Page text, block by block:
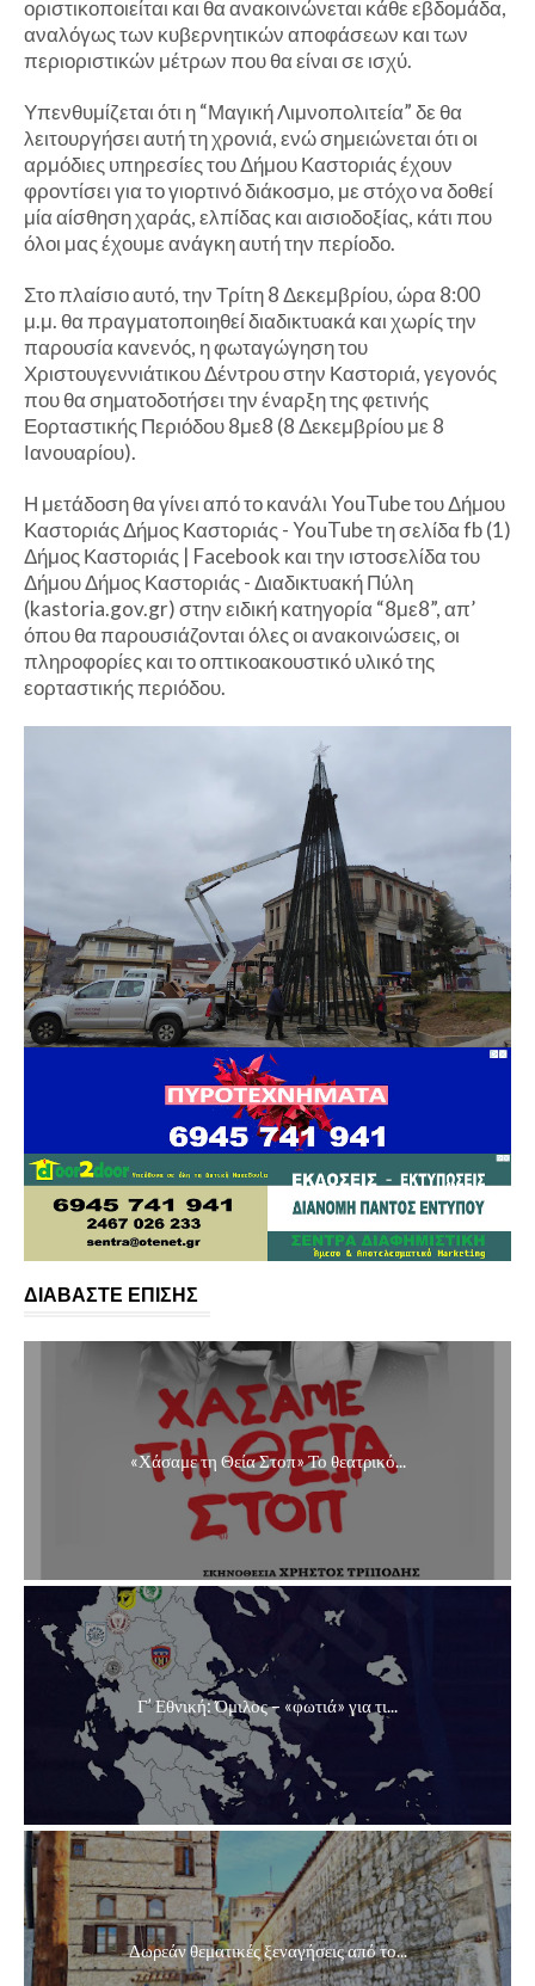
οριστικοποιείται και θα ανακοινώνεται κάθε εβδομάδα,
αναλόγως των κυβερνητικών αποφάσεων και των
περιοριστικών μέτρων που θα είναι σε ισχύ.
Υπενθυμίζεται ότι η “Μαγική Λιμνοπολιτεία” δε θα
λειτουργήσει αυτή τη χρονιά, ενώ σημειώνεται ότι οι
αρμόδιες υπηρεσίες του Δήμου Καστοριάς έχουν
φροντίσει για το γιορτινό διάκοσμο, με στόχο να δοθεί
μία αίσθηση χαράς, ελπίδας και αισιοδοξίας, κάτι που
όλοι μας έχουμε ανάγκη αυτή την περίοδο.
Στο πλαίσιο αυτό, την Τρίτη 8 Δεκεμβρίου, ώρα 8:00
μ.μ. θα πραγματοποιηθεί διαδικτυακά και χωρίς την
παρουσία κανενός, η φωταγώγηση του
Χριστουγεννιάτικου Δέντρου στην Καστοριά, γεγονός
που θα σηματοδοτήσει την έναρξη της φετινής
Εορταστικής Περιόδου 8με8 (8 Δεκεμβρίου με 8
Ιανουαρίου).
Η μετάδοση θα γίνει από το κανάλι YouTube του Δήμου
Καστοριάς Δήμος Καστοριάς - YouTube τη σελίδα fb (1)
Δήμος Καστοριάς | Facebook και την ιστοσελίδα του
Δήμου Δήμος Καστοριάς - Διαδικτυακή Πύλη
(kastoria.gov.gr) στην ειδική κατηγορία “8με8”, απ’
όπου θα παρουσιάζονται όλες οι ανακοινώσεις, οι
πληροφορίες και το οπτικοακουστικό υλικό της
εορταστικής περιόδου.
ΔΙΑΒΑΣΤΕ ΕΠΙΣΗΣ
«Χάσαμε τη Θεία Στοπ» Το θεατρικό...
Γ’ Εθνική: Όμιλος – «φωτιά» για τι...
Δωρεάν θεματικές ξεναγήσεις από το...